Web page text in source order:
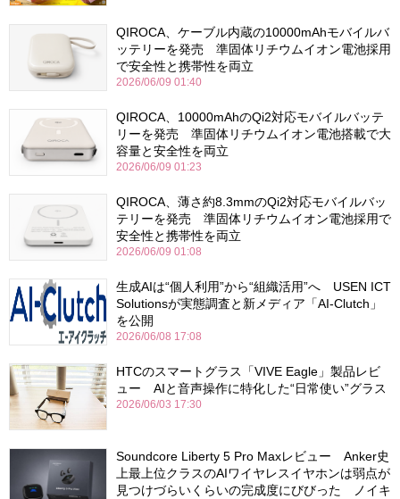
QIROCA、ケーブル内蔵の10000mAhモバイルバ
ッテリーを発売 準固体リチウムイオン電池採用
で安全性と携帯性を両立
2026/06/09 01:40
QIROCA、10000mAhのQi2対応モバイルバッテ
リーを発売 準固体リチウムイオン電池搭載で大
容量と安全性を両立
2026/06/09 01:23
QIROCA、薄さ約8.3mmのQi2対応モバイルバッ
テリーを発売 準固体リチウムイオン電池採用で
安全性と携帯性を両立
2026/06/09 01:08
生成AIは“個人利用”から“組織活用”へ USEN ICT
Solutionsが実態調査と新メディア「AI-Clutch」
を公開
2026/06/08 17:08
HTCのスマートグラス「VIVE Eagle」製品レビ
ュー AIと音声操作に特化した“日常使い”グラス
2026/06/03 17:30
Soundcore Liberty 5 Pro Maxレビュー Anker史
上最上位クラスのAIワイヤレスイヤホンは弱点が
見つけづらいくらいの完成度にびびった ノイキ